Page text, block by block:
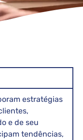
estratégias
e de seu
tendências,